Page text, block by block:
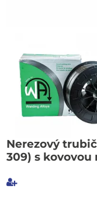
Nerezový
309) s kovovou
Poslat známému